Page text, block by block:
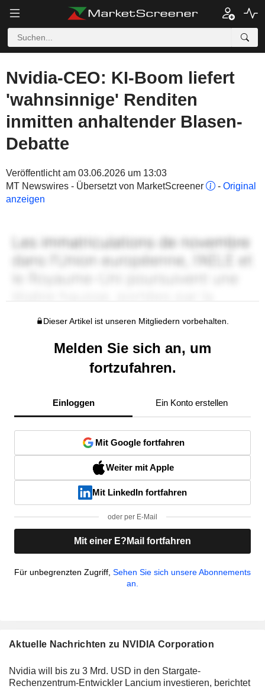
Nvidia-CEO: KI-Boom liefert
'wahnsinnige' Renditen
inmitten anhaltender Blasen-
Debatte
Veröffentlicht am 03.06.2026 um 13:03
MT Newswires - Übersetzt von MarketScreener
- Original
anzeigen
Dieser Artikel ist unseren Mitgliedern vorbehalten.
Melden Sie sich an, um
fortzufahren.
Einloggen Ein Konto erstellen
Mit Google fortfahren
Weiter mit Apple
Mit LinkedIn fortfahren
oder per E-Mail
Mit einer E?Mail fortfahren
Für unbegrenzten Zugriff, Sehen Sie sich unsere Abonnements
an.
Aktuelle Nachrichten zu NVIDIA Corporation
Nvidia will bis zu 3 Mrd. USD in den Stargate-
Rechenzentrum-Entwickler Lancium investieren, berichtet